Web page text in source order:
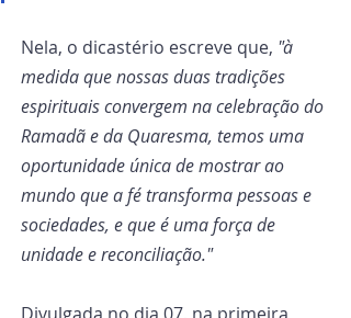
Nela, o dicastério escreve que, "à
medida que nossas duas tradições
espirituais convergem na celebração do
Ramadã e da Quaresma, temos uma
oportunidade única de mostrar ao
mundo que a fé transforma pessoas e
sociedades, e que é uma força de
unidade e reconciliação."